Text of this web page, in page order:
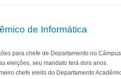
de Informática
para chefe de Departamento no
eleições, seu mandato terá dois anos.
chefe eleito do Departamento